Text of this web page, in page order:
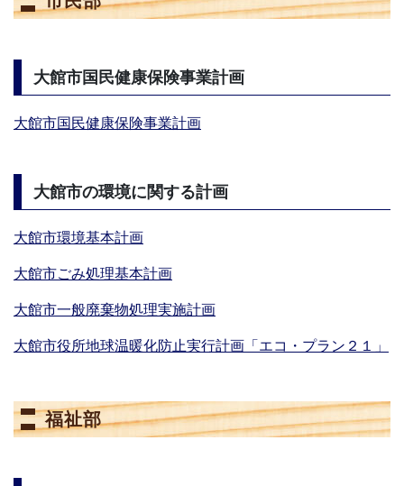
大館市国民健康保険事業計画
大館市国民健康保険事業計画
大館市の環境に関する計画
大館市環境基本計画
大館市ごみ処理基本計画
大館市一般廃棄物処理実施計画
大館市役所地球温暖化防止実行計画「エコ・プラン２１」
福祉部